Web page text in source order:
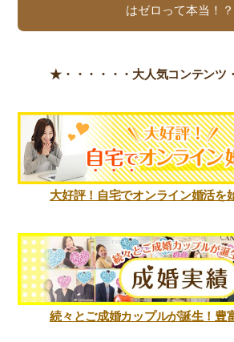
はゼロって本当！？
★・・・・・・ 大人気コンテンツ
大好評！自宅でオンライン婚活を
続々とご成婚カップルが誕生！豊